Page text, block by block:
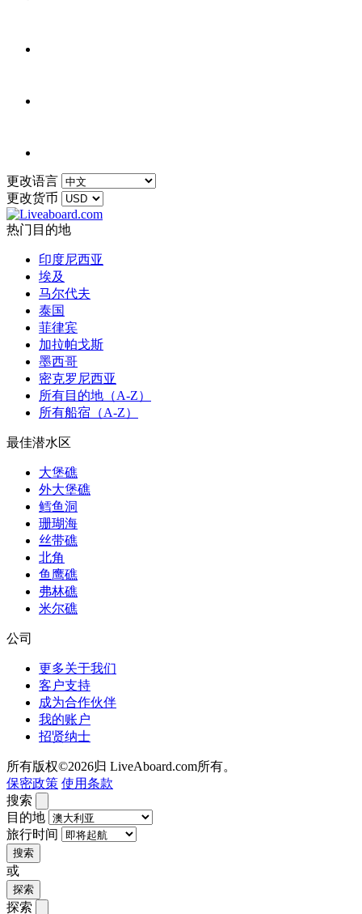
更改语言
更改货币
热门目的地
印度尼西亚
埃及
马尔代夫
泰国
菲律宾
加拉帕戈斯
墨西哥
密克罗尼西亚
所有目的地（A-Z）
所有船宿（A-Z）
最佳潜水区
大堡礁
外大堡礁
鳕鱼洞
珊瑚海
丝带礁
北角
鱼鹰礁
弗林礁
米尔礁
公司
更多关于我们
客户支持
成为合作伙伴
我的账户
招贤纳士
所有版权©2026归 LiveAboard.com所有。
保密政策 使用条款
搜索
目的地
旅行时间
搜索
或
探索
探索